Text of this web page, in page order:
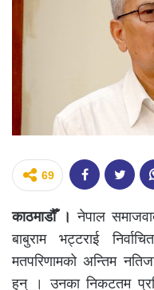
69
काठमाडौँ । नेपाल
बाबुराम भट्टराई
मतपरिणामको अन्तिम
हुन् । उनका निकटतम